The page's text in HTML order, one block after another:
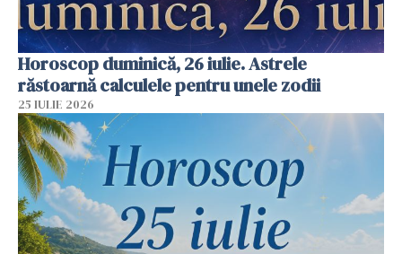
Horoscop duminică, 26 iulie. Astrele
răstoarnă calculele pentru unele zodii
25 IULIE 2026